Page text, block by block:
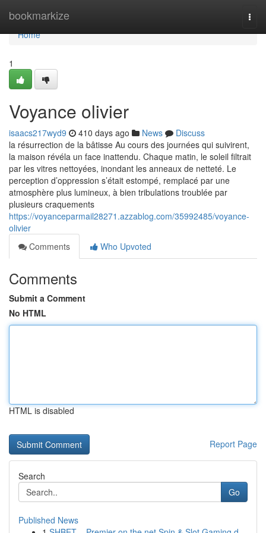
bookmarkize
Home
Home
1
Voyance olivier
isaacs217wyd9 410 days ago News
Discuss
la résurrection de la bâtisse Au cours des journées qui suivirent,
la maison révéla un face inattendu. Chaque matin, le soleil filtrait
par les vitres nettoyées, inondant les anneaux de netteté. Le
perception d’oppression s’était estompé, remplacé par une
atmosphère plus lumineux, à bien tribulations troublée par
plusieurs craquements
https://voyanceparmail28271.azzablog.com/35992485/voyance-
olivier
Comments
Who Upvoted
Comments
Submit a Comment
No HTML
HTML is disabled
Report Page
Search
Go
Published News